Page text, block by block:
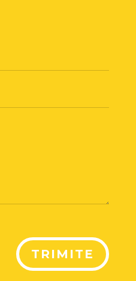
TRIMITE